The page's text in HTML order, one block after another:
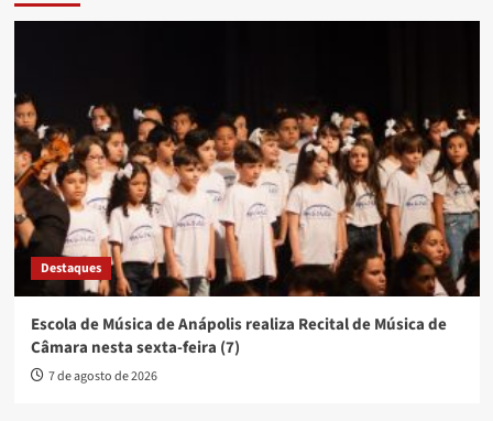
Destaques
Escola de Música de Anápolis realiza Recital de Música de
Câmara nesta sexta-feira (7)
7 de agosto de 2026